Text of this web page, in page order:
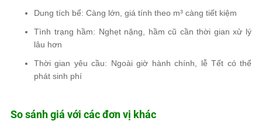
Dung tích bể: Càng lớn, giá tính theo m³ càng tiết kiệm
Tình trạng hầm: Nghẹt nặng, hầm cũ cần thời gian xử lý
lâu hơn
Thời gian yêu cầu: Ngoài giờ hành chính, lễ Tết có thể
phát sinh phí
So sánh giá với các đơn vị khác